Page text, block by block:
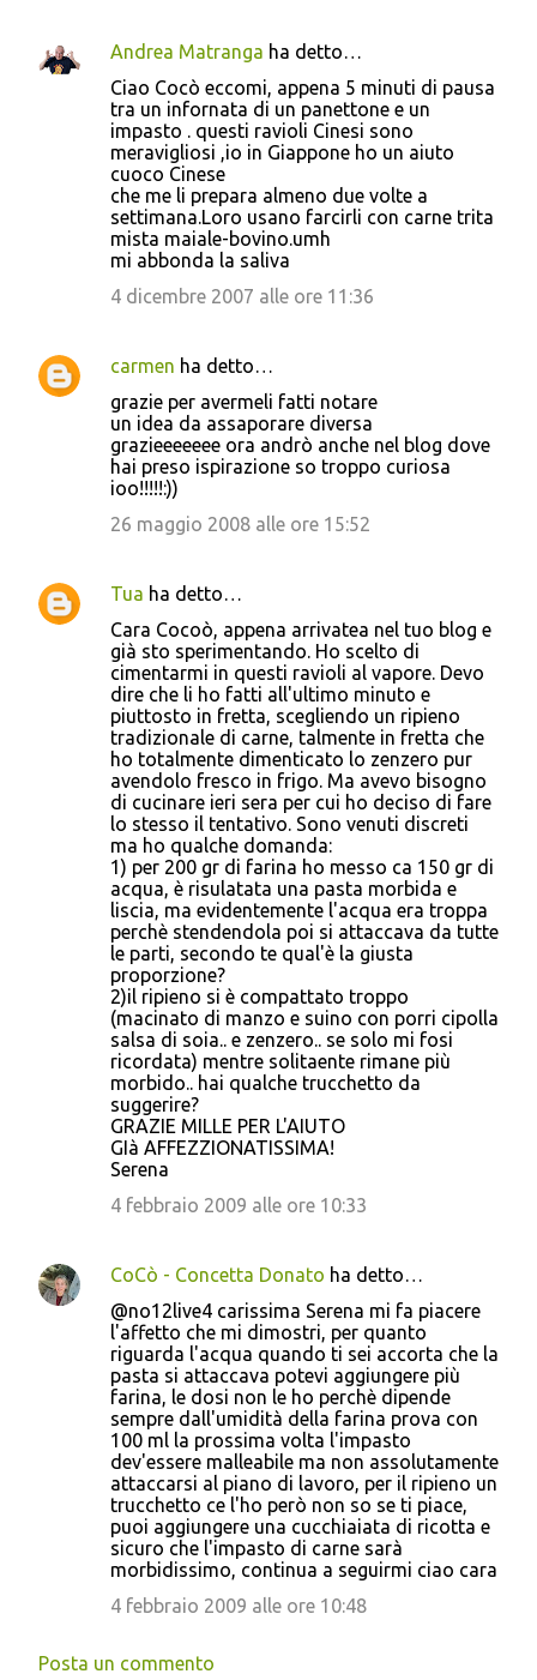
Andrea Matranga ha detto…
Ciao Cocò eccomi, appena 5 minuti di pausa
tra un infornata di un panettone e un
impasto . questi ravioli Cinesi sono
meravigliosi ,io in Giappone ho un aiuto
cuoco Cinese
che me li prepara almeno due volte a
settimana.Loro usano farcirli con carne trita
mista maiale-bovino.umh
mi abbonda la saliva
4 dicembre 2007 alle ore 11:36
carmen ha detto…
grazie per avermeli fatti notare
un idea da assaporare diversa
grazieeeeeee ora andrò anche nel blog dove
hai preso ispirazione so troppo curiosa
ioo!!!!!:))
26 maggio 2008 alle ore 15:52
Tua ha detto…
Cara Cocoò, appena arrivatea nel tuo blog e
già sto sperimentando. Ho scelto di
cimentarmi in questi ravioli al vapore. Devo
dire che li ho fatti all'ultimo minuto e
piuttosto in fretta, scegliendo un ripieno
tradizionale di carne, talmente in fretta che
ho totalmente dimenticato lo zenzero pur
avendolo fresco in frigo. Ma avevo bisogno
di cucinare ieri sera per cui ho deciso di fare
lo stesso il tentativo. Sono venuti discreti
ma ho qualche domanda:
1) per 200 gr di farina ho messo ca 150 gr di
acqua, è risulatata una pasta morbida e
liscia, ma evidentemente l'acqua era troppa
perchè stendendola poi si attaccava da tutte
le parti, secondo te qual'è la giusta
proporzione?
2)il ripieno si è compattato troppo
(macinato di manzo e suino con porri cipolla
salsa di soia.. e zenzero.. se solo mi fosi
ricordata) mentre solitaente rimane più
morbido.. hai qualche trucchetto da
suggerire?
GRAZIE MILLE PER L'AIUTO
GIà AFFEZZIONATISSIMA!
Serena
4 febbraio 2009 alle ore 10:33
CoCò - Concetta Donato ha detto…
@no12live4 carissima Serena mi fa piacere
l'affetto che mi dimostri, per quanto
riguarda l'acqua quando ti sei accorta che la
pasta si attaccava potevi aggiungere più
farina, le dosi non le ho perchè dipende
sempre dall'umidità della farina prova con
100 ml la prossima volta l'impasto
dev'essere malleabile ma non assolutamente
attaccarsi al piano di lavoro, per il ripieno un
trucchetto ce l'ho però non so se ti piace,
puoi aggiungere una cucchiaiata di ricotta e
sicuro che l'impasto di carne sarà
morbidissimo, continua a seguirmi ciao cara
4 febbraio 2009 alle ore 10:48
Posta un commento